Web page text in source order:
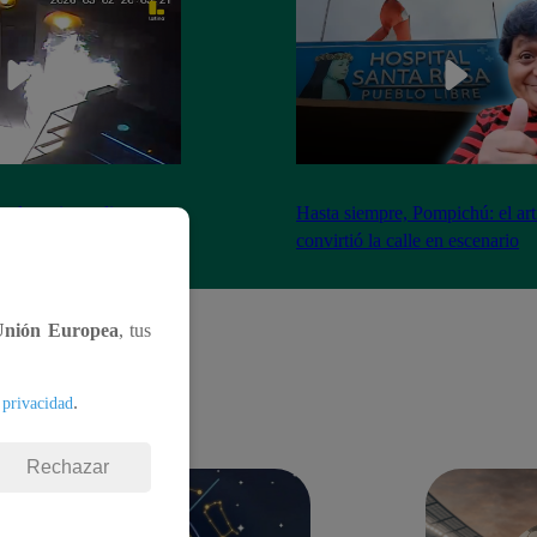
incendian
Hasta siempre, Pompichú: el
convirtió la calle en escenario
Europea, tus
.
Rechazar